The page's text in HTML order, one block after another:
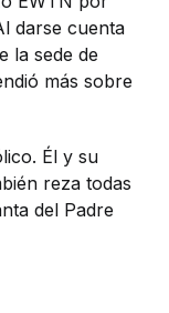
darse cuenta
la sede de
más sobre
Él y su
reza todas
del Padre